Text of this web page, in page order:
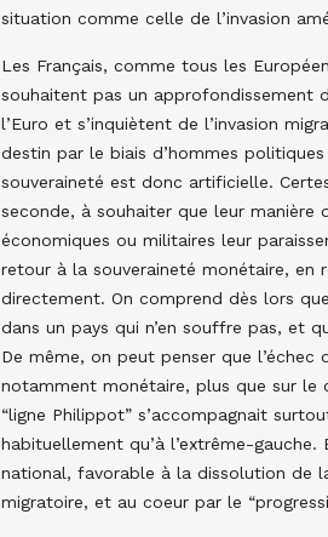
situation comme celle de l’invasion
Les Français, comme tous les
souhaitent pas un approfondissement
l’Euro et s’inquiètent de l’invasion
destin par le biais d’hommes
souveraineté est donc artificielle.
seconde, à souhaiter que leur
économiques ou militaires leur
retour à la souveraineté monétaire, en
directement. On comprend dès lors
dans un pays qui n’en souffre pas, et
De même, on peut penser que l’échec
notamment monétaire, plus que sur
“ligne Philippot” s’accompagnait
habituellement qu’à l’extrême-
national, favorable à la dissolution de
migratoire, et au coeur par le